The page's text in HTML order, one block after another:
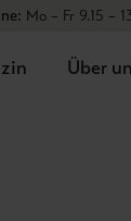
Mo – Fr 9.15 –
Über